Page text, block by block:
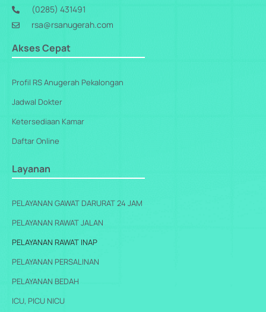
(0285) 431491
rsa@rsanugerah.com
Akses Cepat
Profil RS Anugerah Pekalongan
Jadwal Dokter
Ketersediaan Kamar
Daftar Online
Layanan
PELAYANAN GAWAT DARURAT 24 JAM
PELAYANAN RAWAT JALAN
PELAYANAN RAWAT INAP
PELAYANAN PERSALINAN
PELAYANAN BEDAH
ICU, PICU NICU